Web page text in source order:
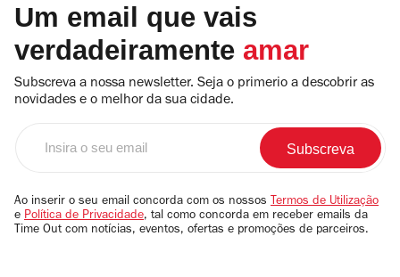
Um email que vais
verdadeiramente amar
Subscreva a nossa newsletter. Seja o primerio a descobrir as
novidades e o melhor da sua cidade.
email
Ao inserir o seu email concorda com os nossos Termos de Utilização
e Política de Privacidade, tal como concorda em receber emails da
Time Out com notícias, eventos, ofertas e promoções de parceiros.